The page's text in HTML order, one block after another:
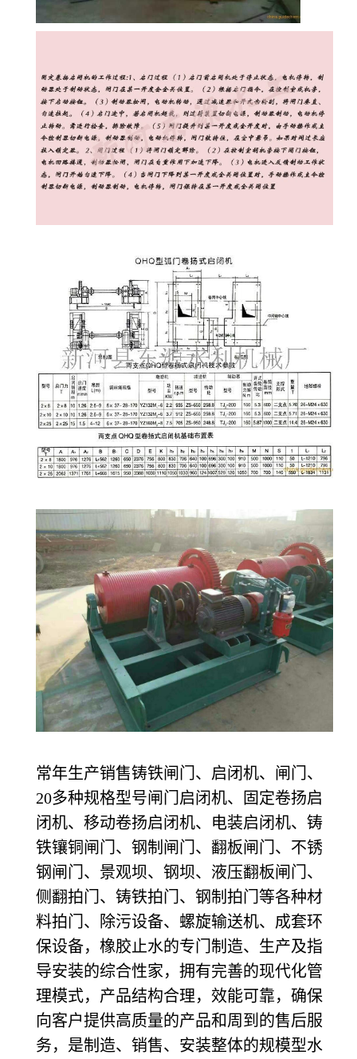
常年生产销售铸铁闸门、启闭机、闸门、
20多种规格型号闸门启闭机、固定卷扬启
闭机、移动卷扬启闭机、电装启闭机、铸
铁镶铜闸门、钢制闸门、翻板闸门、不锈
钢闸门、景观坝、钢坝、液压翻板闸门、
侧翻拍门、铸铁拍门、钢制拍门等各种材
料拍门、除污设备、螺旋输送机、成套环
保设备，橡胶止水的专门制造、生产及指
导安装的综合性家，拥有完善的现代化管
理模式，产品结构合理，效能可靠，确保
向客户提供高质量的产品和周到的售后服
务，是制造、销售、安装整体的规模型水